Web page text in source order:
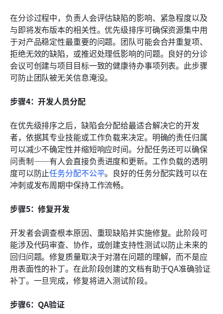
在分诊过程中，负责人会评估缺陷的影响、紧急程度以及
与即将发布版本的相关性。优先级排序可确保资源集中用
于对产品稳定性最重要的问题。团队可能会合并重复项、
拒绝无效的缺陷，或推迟处理低影响的问题。良好的分诊
会议可创建与项目目标一致的健康待办事项列表。此步骤
可防止团队被无关信息淹没。
步骤4：开发人员分配
在优先级排序之后，缺陷会分配给最适合解决它的开发
者，依据其专业技能或工作负载来决定。明确的责任归属
可以减少不确定性并缩短响应时间。分配任务还可以确保
问责制——有人会直接负责进度和更新。工作负载的透明
度可以防止任务分配不公平。良好的任务分配实践可以在
冲刺或发布周期中保持工作流畅。
步骤5：修复开发
开发者会调查根本原因、重现缺陷并实施修复。此阶段可
能涉及代码审查、协作，或创建支持性测试以防止未来的
回归问题。修复质量取决于对潜在问题的理解，而不是应
用表面性的补丁。在此阶段创建的文档有助于QA准确验证
补丁。一旦完成，修复将进入测试阶段。
步骤6：QA验证